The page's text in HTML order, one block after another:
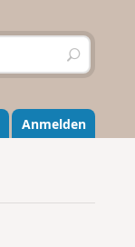
S
u
h
e
n
Anmelden